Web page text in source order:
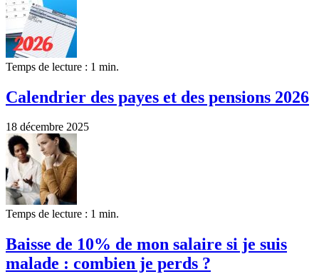
Temps de lecture : 1 min.
Calendrier des payes et des pensions 2026
18 décembre 2025
Temps de lecture : 1 min.
Baisse de 10% de mon salaire si je suis
malade : combien je perds ?